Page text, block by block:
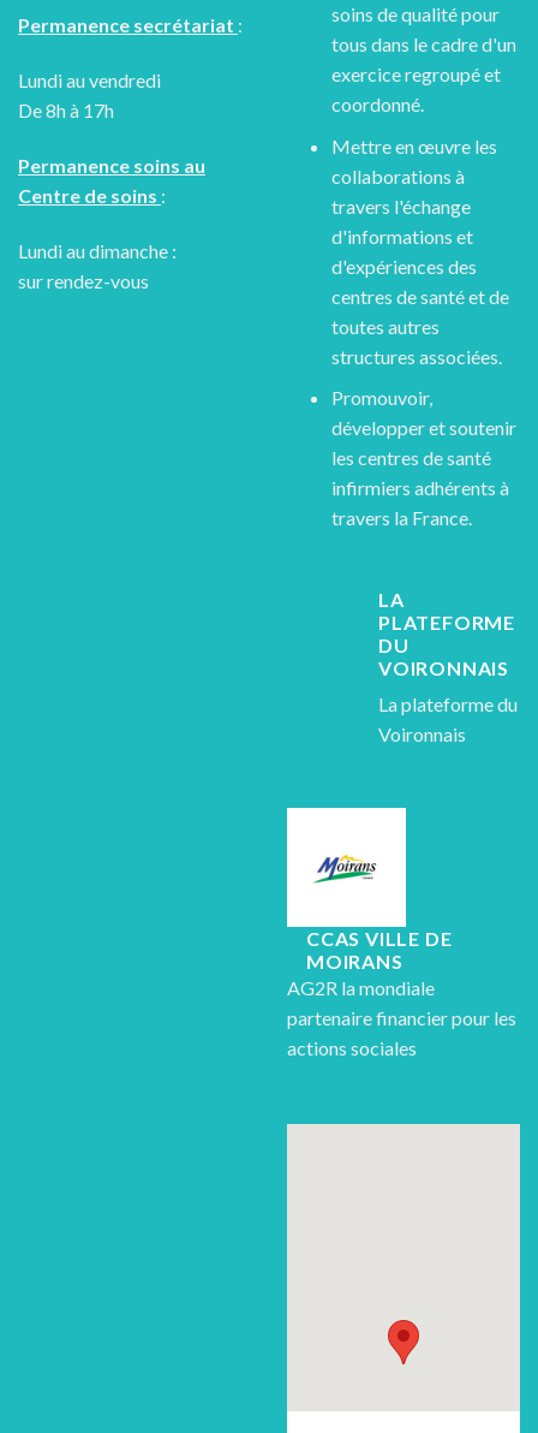
Permanence secrétariat :
Lundi au vendredi
De 8h à 17h
Permanence soins au
Centre de soins :
Lundi au dimanche :
sur rendez-vous
soins de qualité pour
tous dans le cadre d'un
exercice regroupé et
coordonné.
Mettre en œuvre les
collaborations à
travers l'échange
d'informations et
d'expériences des
centres de santé et de
toutes autres
structures associées.
Promouvoir,
développer et soutenir
les centres de santé
infirmiers adhérents à
travers la France.
LA
PLATEFORME
DU
VOIRONNAIS
La plateforme du
Voironnais
CCAS VILLE DE
MOIRANS
AG2R la mondiale
partenaire financier pour les
actions sociales